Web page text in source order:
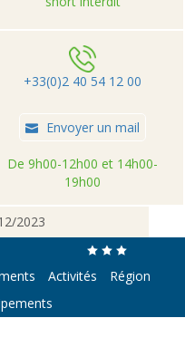
+33(0)2 40 54 12 00
Envoyer un mail
De 9h00-12h00 et 14h00-
19h00
2023
Activités
Région